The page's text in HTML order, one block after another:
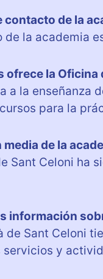
contacto de la
de la academia
ofrece la Oficina
a la enseñanza
para la
de la
Sant Celoni ha
información
de Sant Celoni
servicios y